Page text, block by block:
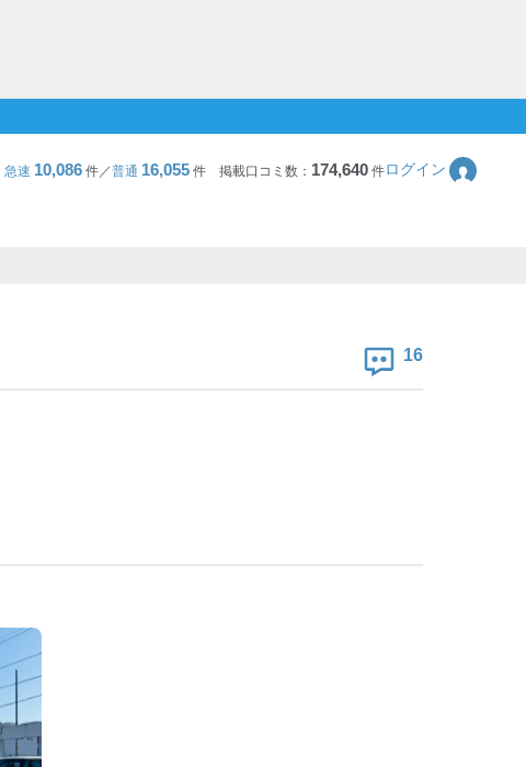
急速 10,086 件／普通 16,055 件 掲載口コミ数： 174,640件ログイン
16